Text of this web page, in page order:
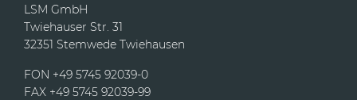
LSM GmbH
Twiehauser Str. 31
32351 Stemwede Twiehausen
FON +49 5745 92039-0
FAX +49 5745 92039-99